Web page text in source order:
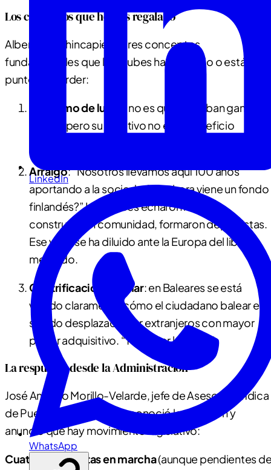
LinkedIn
WhatsApp
Los conceptos que hemos regalado
Alberto hizo hincapié en tres conceptos
fundamentales que los clubes han perdido o están a
punto de perder:
Sin ánimo de lucro
: no es que no deban ganar
dinero, pero su objetivo no es el beneficio
Arraigo: “Nosotros llevamos aquí 100 años
aportando a la sociedad, ¿y ahora viene un fondo
finlandés?” Los clubes echaron raíces,
construyeron comunidad, formaron deportistas.
Ese valor se ha diluido ante la Europa del libre
mercado.
Gentrificación del mar: en Baleares se está
viendo claramente cómo el ciudadano balear
siendo desplazado por extranjeros con mayor
poder adquisitivo. “Todo por la pasta”.
La respuesta desde la Administración
José Antonio Morillo-Velarde, jefe de Asesoría Jurídica
de Puertos del Estado, reconoció la situación y
anunció que hay movimiento legislativo:
Cuatro propuestas en marcha(aunque pendientes